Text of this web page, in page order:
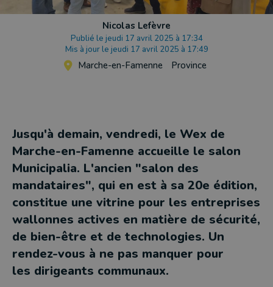
Nicolas Lefèvre
Publié le jeudi 17 avril 2025 à 17:34
Mis à jour le jeudi 17 avril 2025 à 17:49
Marche-en-Famenne Province
Jusqu'à demain, vendredi, le Wex de
Marche-en-Famenne accueille le salon
Municipalia. L'ancien "salon des
mandataires", qui en est à sa 20e édition,
constitue une vitrine pour les entreprises
wallonnes actives en matière de sécurité,
de bien-être et de technologies. Un
rendez-vous à ne pas manquer pour
les dirigeants communaux.